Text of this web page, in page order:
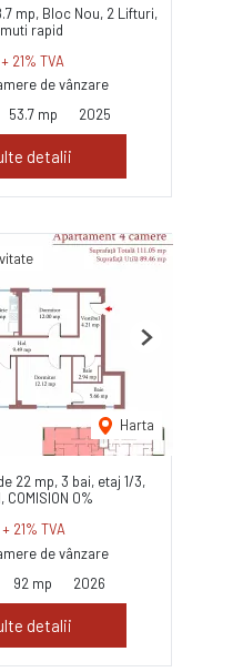
mp, Bloc Nou, 2 Lifturi,
rapid
+ 21% TVA
de vânzare
53.7 mp 2025
detalii
Harta
Next
22 mp, 3 bai, etaj 1/3,
COMISION 0%
+ 21% TVA
de vânzare
92 mp 2026
detalii